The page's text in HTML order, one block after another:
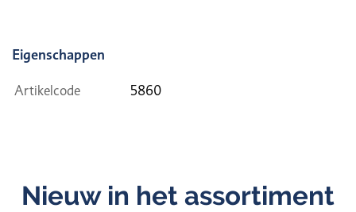
Eigenschappen
Artikelcode 5860
Nieuw in het assortiment